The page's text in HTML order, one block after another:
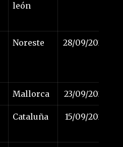
león
Noreste 28/09/2024
Mallorca 23/09/2024
Cataluña 15/09/2024